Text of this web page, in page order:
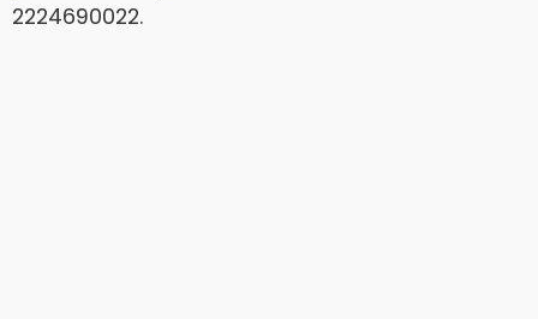
2224690022.